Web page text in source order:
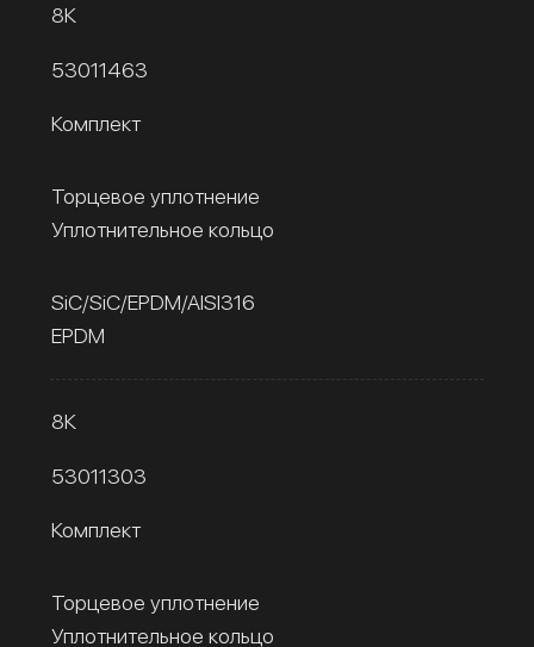
8К
53011463
Комплект
Торцевое уплотнение
Уплотнительное кольцо
SiC/SiC/EPDM/AISI316
EPDM
8К
53011303
Комплект
Торцевое уплотнение
Уплотнительное кольцо